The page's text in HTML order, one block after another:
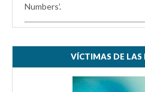
Numbers’.
VÍCTIMAS DE LAS